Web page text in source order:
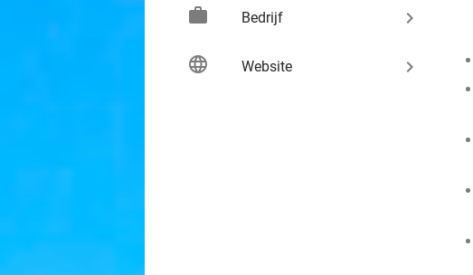
work Bedrijf keyboard_arrow_right
language Website keyboard_arrow_right